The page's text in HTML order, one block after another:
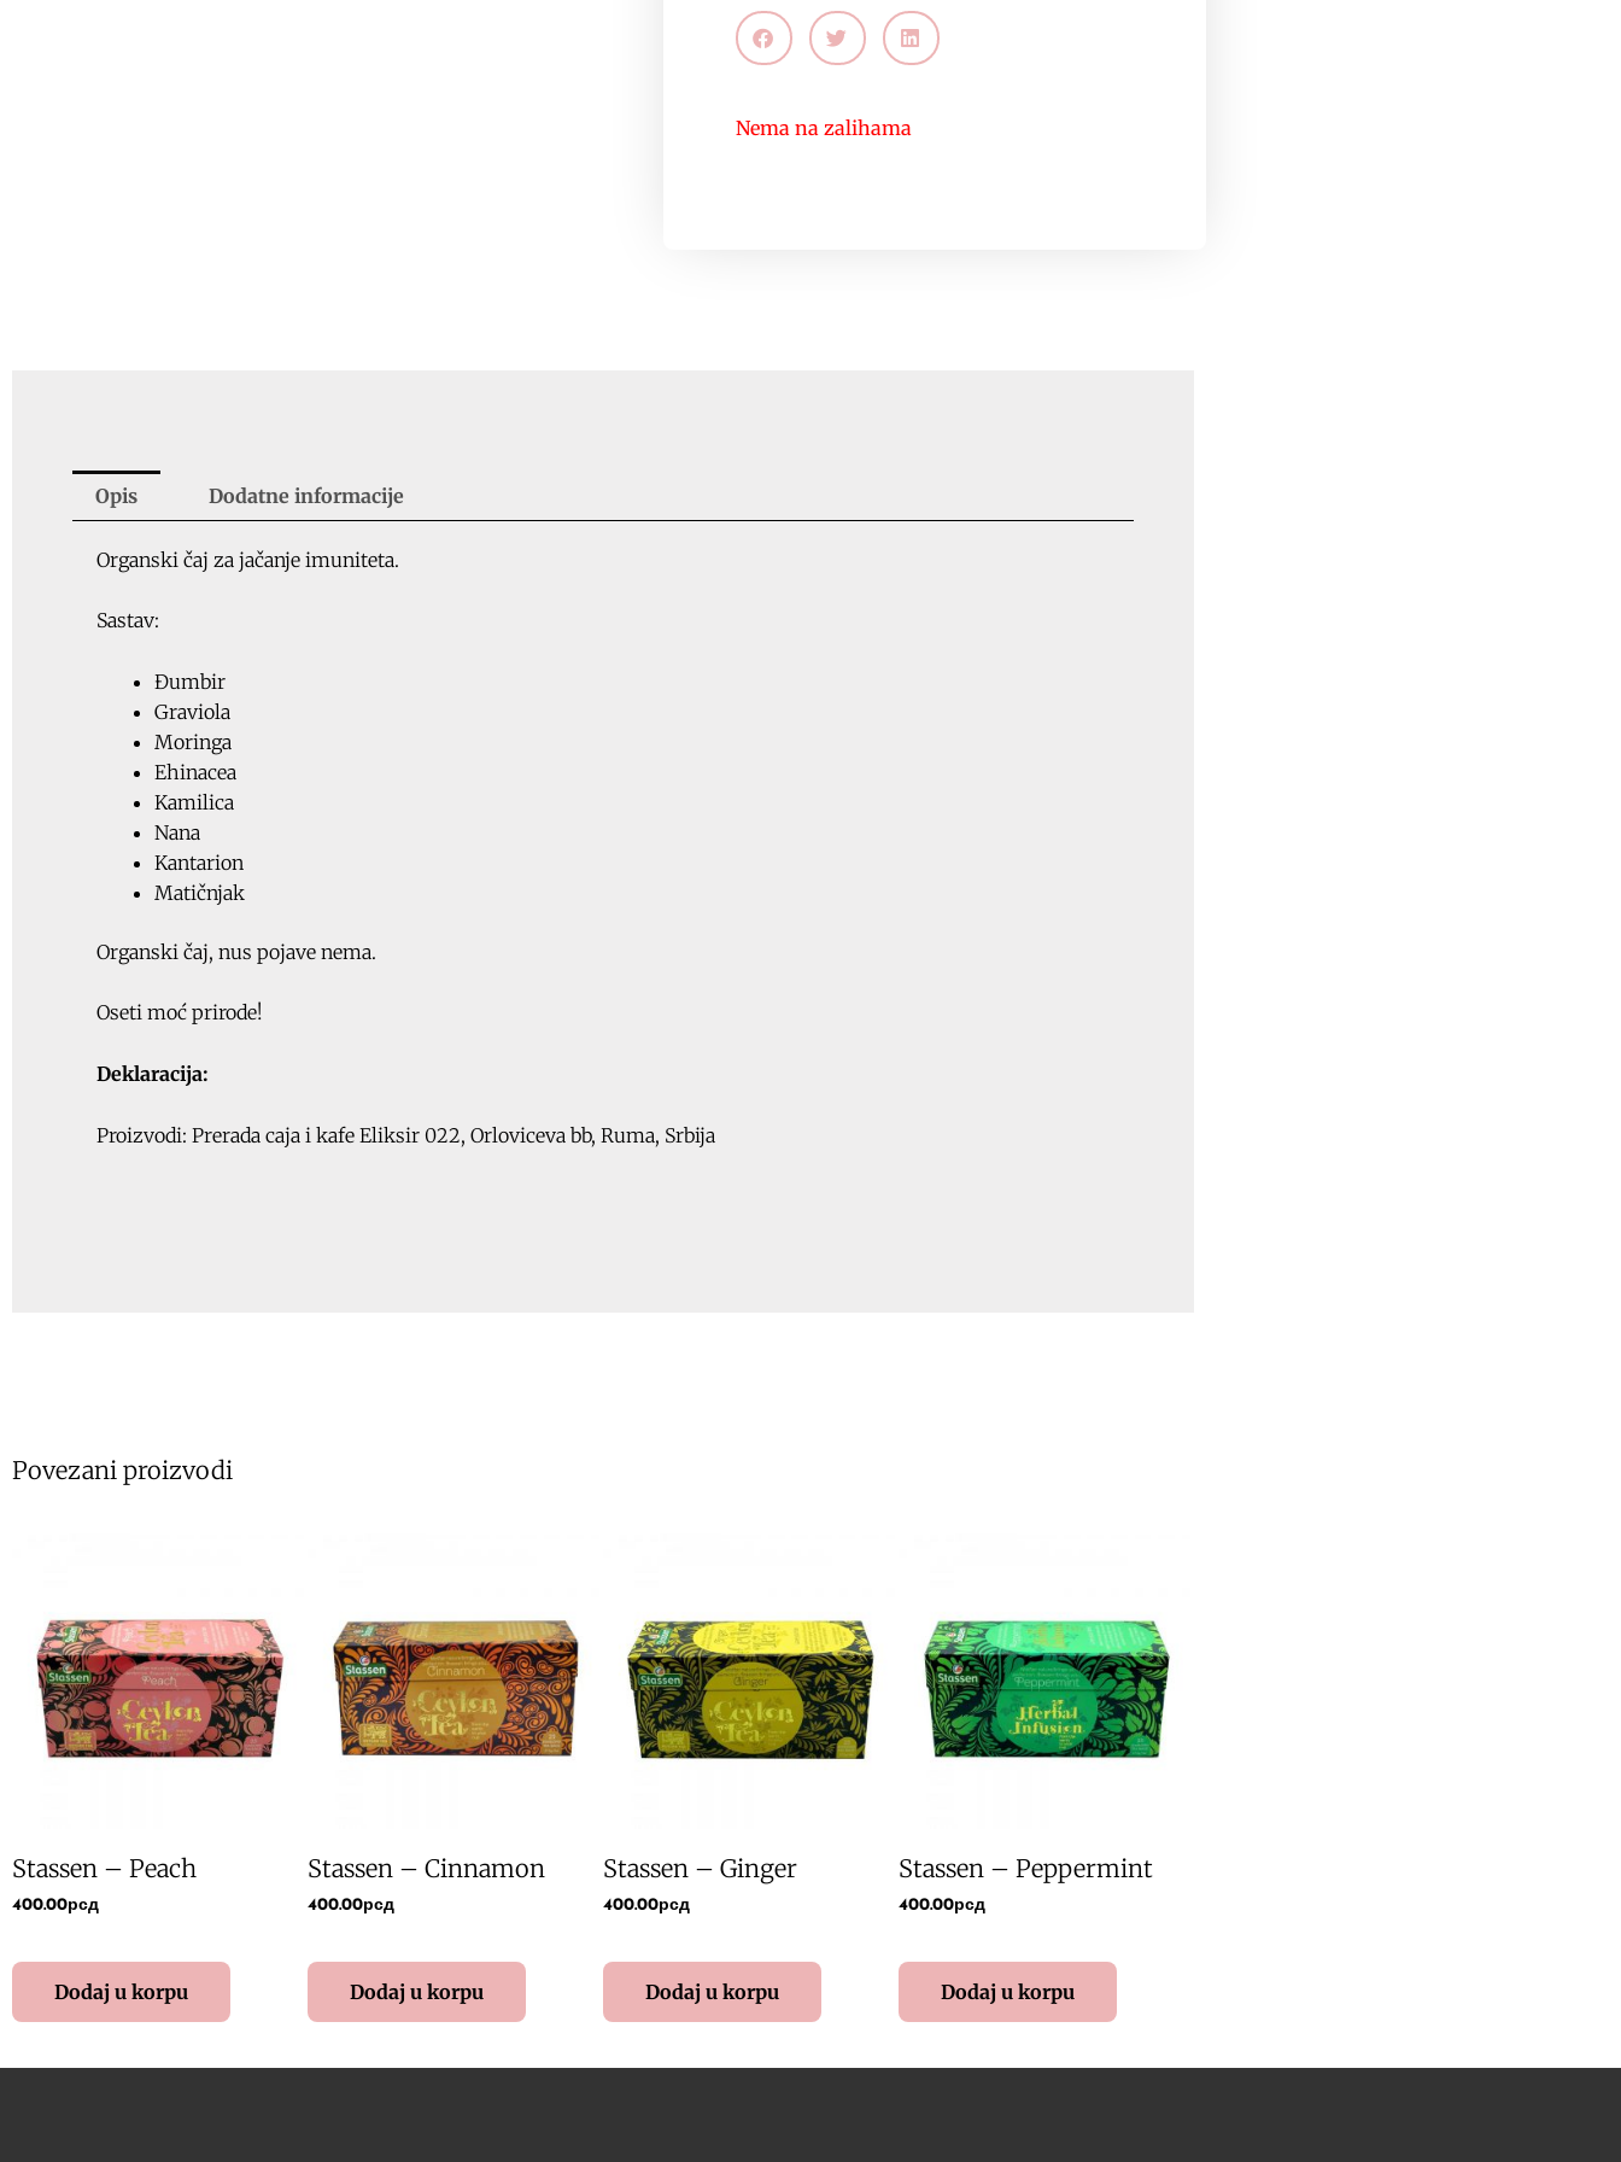
Nema na zalihama
Opis Dodatne informacije
Organski čaj za jačanje imuniteta.
Sastav:
Đumbir
Graviola
Moringa
Ehinacea
Kamilica
Nana
Kantarion
Matičnjak
Organski čaj, nus pojave nema.
Oseti moć prirode!
Deklaracija:
Proizvodi: Prerada caja i kafe Eliksir 022, Orloviceva bb, Ruma, Srbija
Povezani proizvodi
Stassen – Peach
400.00рсд
Dodaj u korpu
Stassen – Cinnamon
400.00рсд
Dodaj u korpu
Stassen – Ginger
400.00рсд
Dodaj u korpu
Stassen – Peppermint
400.00рсд
Dodaj u korpu